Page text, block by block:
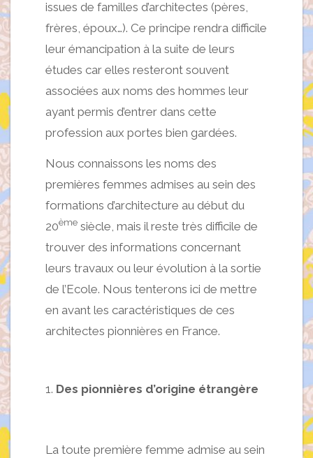
issues de familles d’architectes (pères,
frères, époux…). Ce principe rendra difficile
leur émancipation à la suite de leurs
études car elles resteront souvent
associées aux noms des hommes leur
ayant permis d’entrer dans cette
profession aux portes bien gardées.
Nous connaissons les noms des
premières femmes admises au sein des
formations d’architecture au début du
20ème siècle, mais il reste très difficile de
trouver des informations concernant
leurs travaux ou leur évolution à la sortie
de l’Ecole. Nous tenterons ici de mettre
en avant les caractéristiques de ces
architectes pionnières en France.
Des pionnières d’origine étrangère
La toute première femme admise au sein